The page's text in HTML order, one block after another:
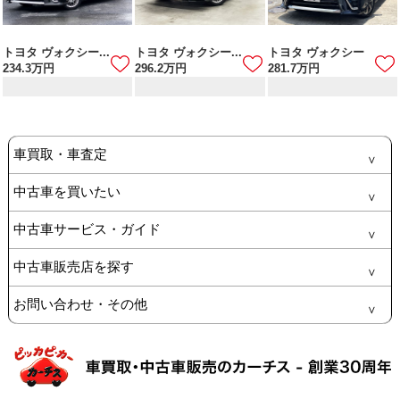
トヨタ ヴォクシー...
234.3万円
トヨタ ヴォクシー...
296.2万円
トヨタ ヴォクシー
281.7万円
車買取・車査定
中古車を買いたい
中古車サービス・ガイド
中古車販売店を探す
お問い合わせ・その他